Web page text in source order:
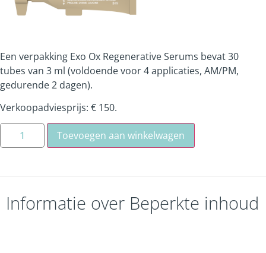
Een verpakking Exo Ox Regenerative Serums bevat30
tubes van 3 ml (voldoende voor 4 applicaties, AM/PM,
gedurende 2 dagen).
Verkoopadviesprijs: € 150.
Toevoegen aan winkelwagen
Informatie over Beperkte inhoud